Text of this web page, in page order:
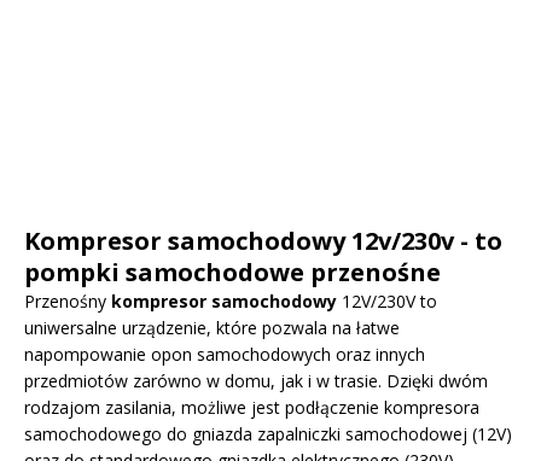
Kompresor samochodowy 12v/230v - to
pompki samochodowe przenośne
Przenośny kompresor samochodowy 12V/230V to
uniwersalne urządzenie, które pozwala na łatwe
napompowanie opon samochodowych oraz innych
przedmiotów zarówno w domu, jak i w trasie. Dzięki dwóm
rodzajom zasilania, możliwe jest podłączenie kompresora
samochodowego do gniazda zapalniczki samochodowej (12V)